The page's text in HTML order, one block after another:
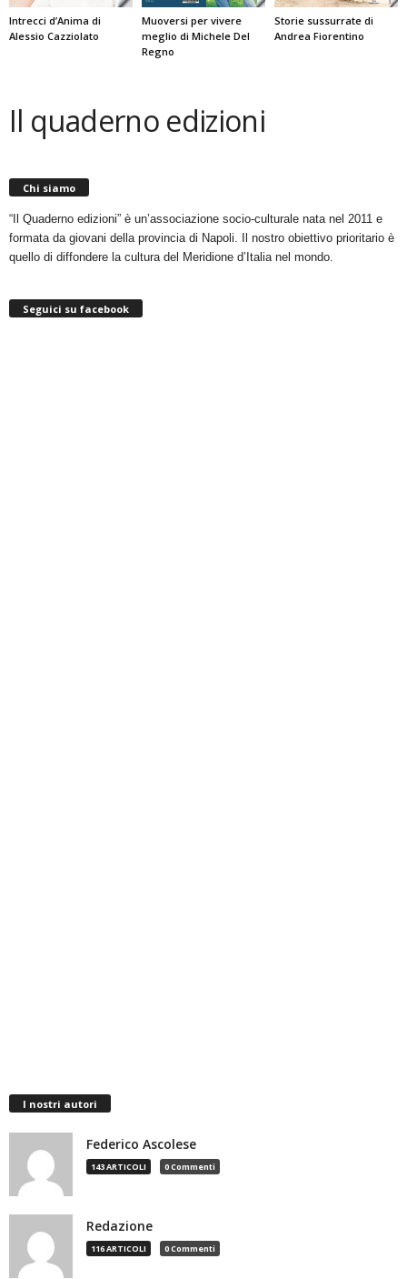
Intrecci d’Anima di
Alessio Cazziolato
Muoversi per vivere
meglio di Michele Del
Regno
Storie sussurrate di
Andrea Fiorentino
Il quaderno edizioni
Chi siamo
“Il Quaderno edizioni” è un’associazione socio-culturale nata nel 2011 e
formata da giovani della provincia di Napoli. Il nostro obiettivo prioritario è
quello di diffondere la cultura del Meridione d’Italia nel mondo.
Seguici su facebook
I nostri autori
Federico Ascolese
143 ARTICOLI 0 Commenti
Redazione
116 ARTICOLI 0 Commenti